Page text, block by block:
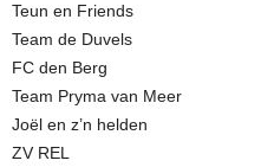
Teun en Friends
Team de Duvels
FC den Berg
Team Pryma van Meer
Joël en z’n helden
ZV REL